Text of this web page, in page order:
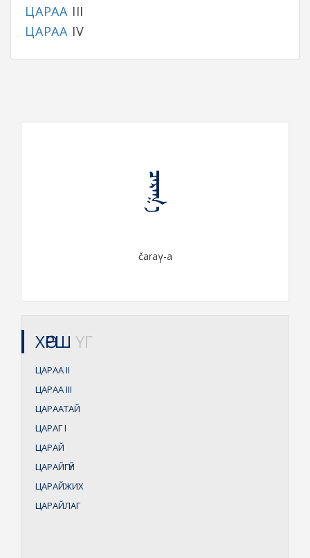
ЦАРАА III
ЦАРАА IV
ᠴᠠᠷᠠᠭ᠎ᠠ
čaraγ-a
ХӨРШ ҮГ
ЦАРААII
ЦАРААIII
ЦАРААТАЙ
ЦАРАГI
ЦАРАЙ
ЦАРАЙГҮЙ
ЦАРАЙЖИХ
ЦАРАЙЛАГ